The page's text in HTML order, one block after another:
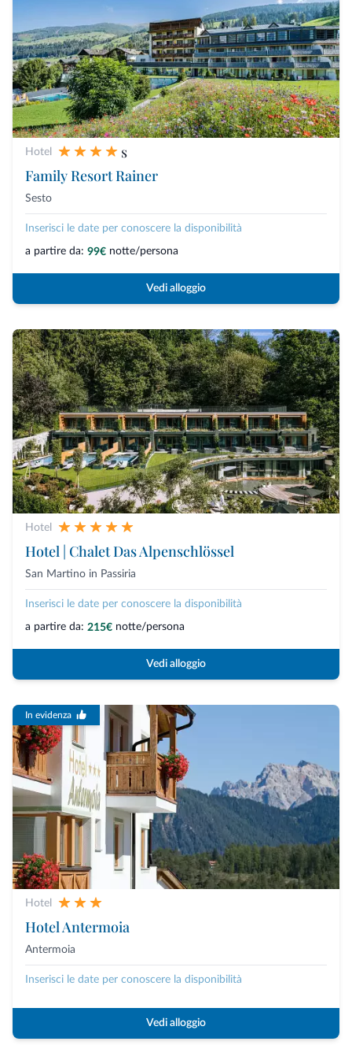
Hotel
s
Family Resort Rainer
Sesto
Inserisci le date per conoscere la disponibilità
a partire da: 99€ notte/persona
Vedi alloggio
Hotel
Hotel | Chalet Das Alpenschlössel
San Martino in Passiria
Inserisci le date per conoscere la disponibilità
a partire da: 215€ notte/persona
Vedi alloggio
In evidenza
Hotel
Hotel Antermoia
Antermoia
Inserisci le date per conoscere la disponibilità
Vedi alloggio